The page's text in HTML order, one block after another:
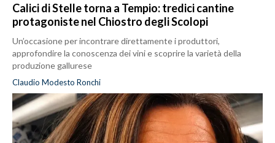
Calici di Stelle torna a Tempio: tredici cantine
protagoniste nel Chiostro degli Scolopi
Un’occasione per incontrare direttamente i produttori,
approfondire la conoscenza dei vini e scoprire la varietà della
produzione gallurese
Claudio Modesto Ronchi